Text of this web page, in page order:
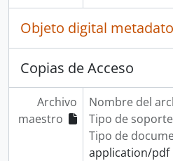
Objeto digital
Copias de Acceso
Archivo
maestro
Nombre del
Tipo de soporte
Tipo de
application/pdf